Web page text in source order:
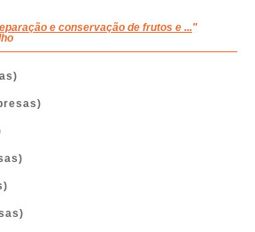
e conservação de frutos e ..."